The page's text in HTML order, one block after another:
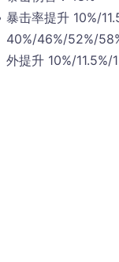
暴击率提升 10%/
40%/46%/52%/
外提升 10%/11.5%/